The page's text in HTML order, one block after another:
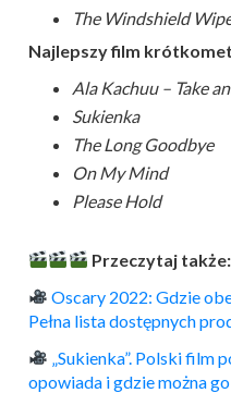
The Windshield
Najlepszy film
Ala Kachuu – Take
Sukienka
The Long Goodbye
On My Mind
Please Hold
Przeczytaj także:
Oscary 2022: Gdzie
Pełna lista dostępnych
„Sukienka”. Polski film
opowiada i gdzie można